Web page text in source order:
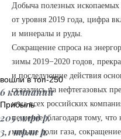
вошли в топ-250
6 компаний
Прибыль
205 млрд р.
3,1 трлн р.
Добыча полезных
от уровня 2019 года, цифра
и минералы и руды.
Сокращение спроса на
зимы 2019−2020 годов,
и последующие действия
сказались на нефтегазовых
и на всех российских
не менее, благодаря тому,
меньше доли газа,